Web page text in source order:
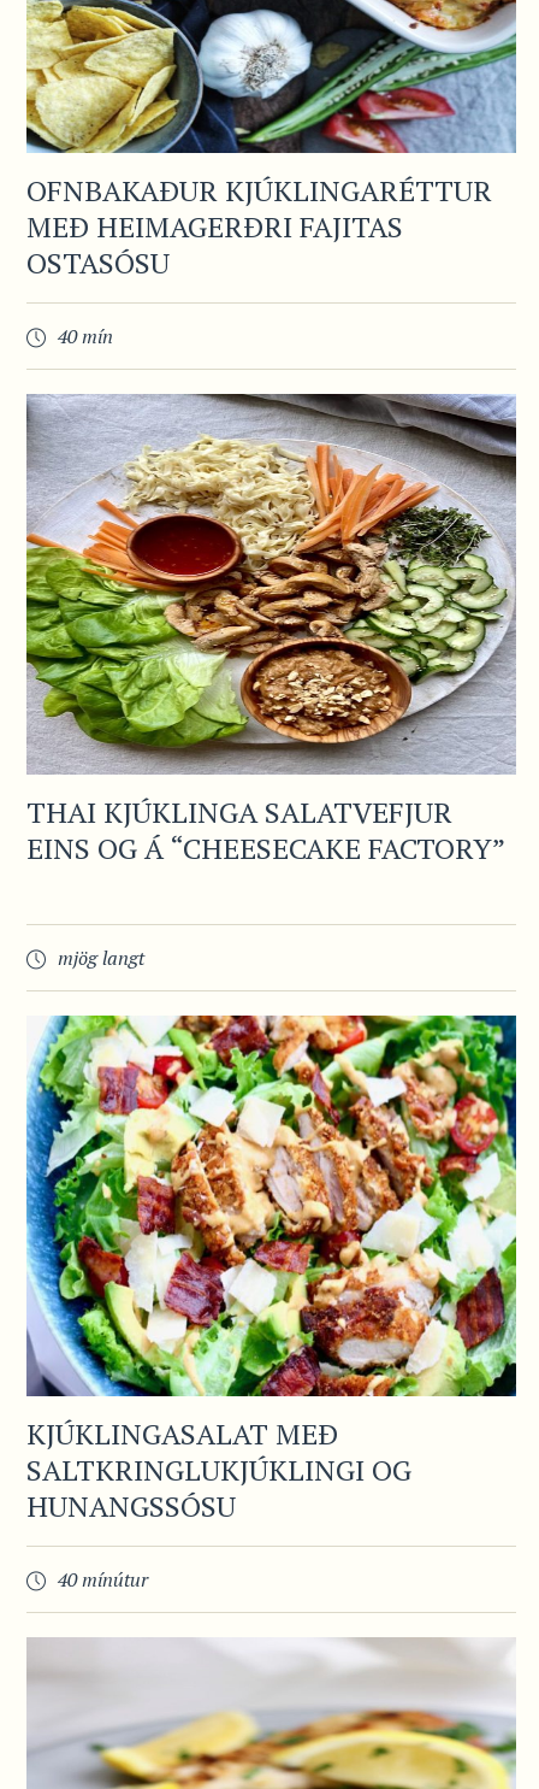
OFNBAKAÐUR KJÚKLINGARÉTTUR
MEÐ HEIMAGERÐRI FAJITAS
OSTASÓSU
40 mín
THAI KJÚKLINGA SALATVEFJUR
EINS OG Á “CHEESECAKE FACTORY”
mjög langt
KJÚKLINGASALAT MEÐ
SALTKRINGLUKJÚKLINGI OG
HUNANGSSÓSU
40 mínútur